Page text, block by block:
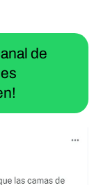
de